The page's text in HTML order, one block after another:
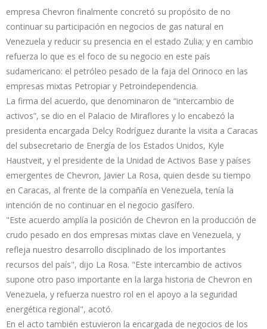
empresa Chevron finalmente concretó su propósito de no
continuar su participación en negocios de gas natural en
Venezuela y reducir su presencia en el estado Zulia; y en cambio
refuerza lo que es el foco de su negocio en este país
sudamericano: el petróleo pesado de la faja del Orinoco en las
empresas mixtas Petropiar y Petroindependencia.
La firma del acuerdo, que denominaron de “intercambio de
activos”, se dio en el Palacio de Miraflores y lo encabezó la
presidenta encargada Delcy Rodríguez durante la visita a Caracas
del subsecretario de Energía de los Estados Unidos, Kyle
Haustveit, y el presidente de la Unidad de Activos Base y países
emergentes de Chevron, Javier La Rosa, quien desde su tiempo
en Caracas, al frente de la compañía en Venezuela, tenía la
intención de no continuar en el negocio gasífero.
"Este acuerdo amplía la posición de Chevron en la producción de
crudo pesado en dos empresas mixtas clave en Venezuela, y
refleja nuestro desarrollo disciplinado de los importantes
recursos del país", dijo La Rosa. "Este intercambio de activos
supone otro paso importante en la larga historia de Chevron en
Venezuela, y refuerza nuestro rol en el apoyo a la seguridad
energética regional", acotó.
En el acto también estuvieron la encargada de negocios de los